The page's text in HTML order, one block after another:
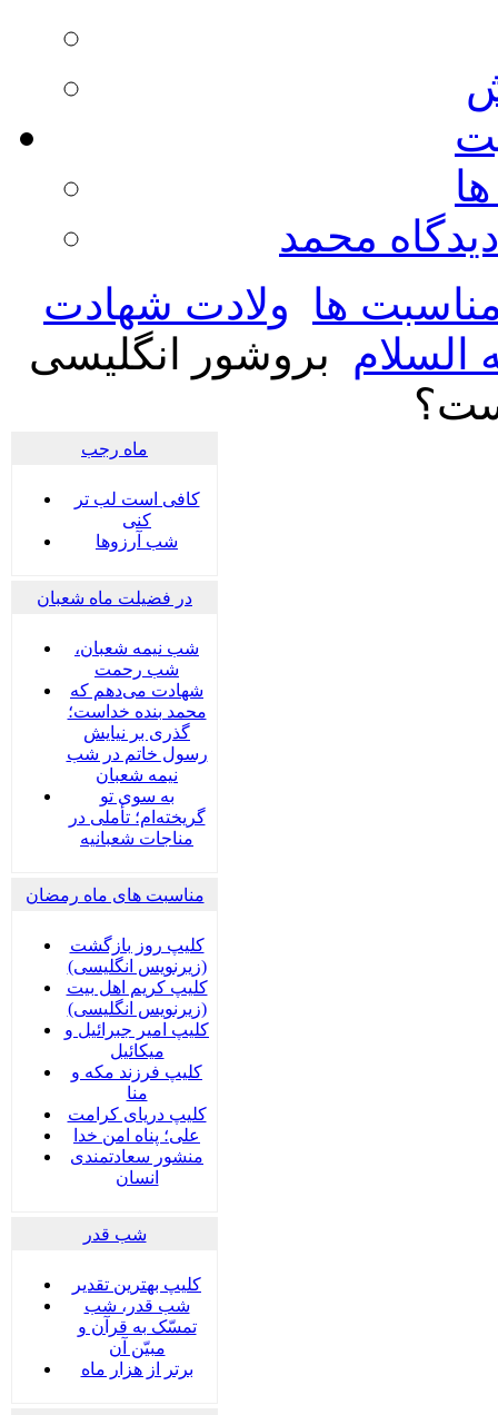
محمد
ها
ولادت شهادت
بروشور انگلیسی
ماه رجب
کافی است لب تر
کنی
شب آرزوها
در فضیلت ماه شعبان
شب نیمه شعبان،
شب رحمت
شهادت می‌دهم که
محمد بنده خداست؛
گذری بر نیایش
رسول خاتم در شب
نیمه شعبان
به سوی تو
گریخته‌ام؛ تأملی در
مناجات شعبانیه
مناسبت های ماه رمضان
کلیپ روز بازگشت
(زیرنویس انگلیسی)
کلیپ کریم اهل بیت
(زیرنویس انگلیسی)
کلیپ امیر جبرائیل و
میکائیل
کلیپ فرزند مکه و
منا
کلیپ دریای کرامت
علی؛ پناه امن خدا
منشور سعادتمندی
انسان
شب قدر
کلیپ بهترین تقدیر
شب قدر، شب
تمسّک به قرآن و
مبیّن آن
برتر از هزار ماه